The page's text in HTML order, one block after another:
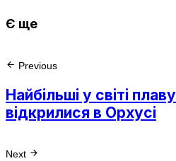
Є ще
Previous
Найбільші у світі
відкрилися в Орхусі
Next